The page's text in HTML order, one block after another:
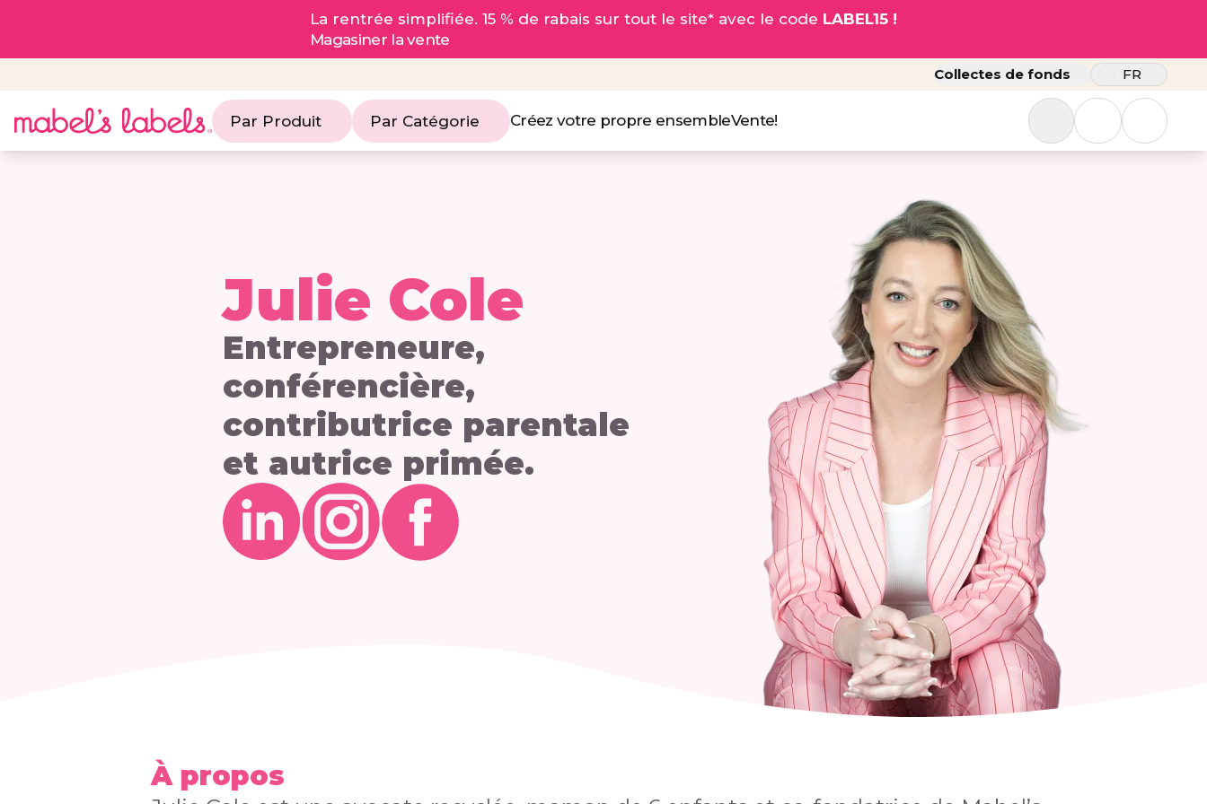
La rentrée simplifiée. 15 % de rabais sur tout le site* avec le code LABEL15 !
Magasiner la vente
Collectes de fonds FR
Par Produit Par Catégorie Créez votre propre ensembleVente!
Julie Cole
Entrepreneure,
conférencière,
contributrice parentale
et autrice primée.
À propos